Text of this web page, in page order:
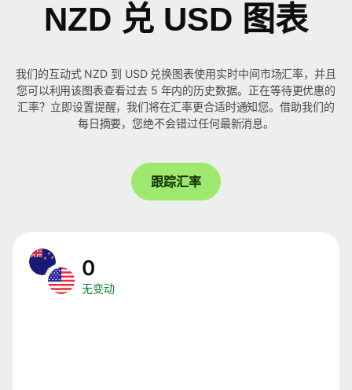
NZD 兑 USD 图表
我们的互动式 NZD 到 USD 兑换图表使用实时中间市场汇率，并且
您可以利用该图表查看过去 5 年内的历史数据。正在等待更优惠的
汇率？立即设置提醒，我们将在汇率更合适时通知您。借助我们的
每日摘要，您绝不会错过任何最新消息。
跟踪汇率
0
无变动